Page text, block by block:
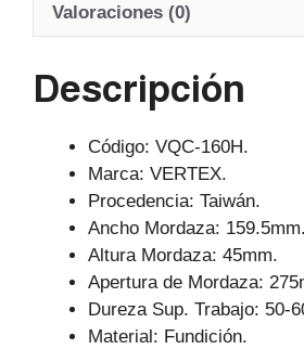
A
p
b
o
a
Valoraciones (0)
Descripción
Código: VQC-160H.
Marca: VERTEX.
Procedencia: Taiwán.
Ancho Mordaza: 159.5mm.
Altura Mordaza: 45mm.
Apertura de Mordaza:
Dureza Sup. Trabajo: 50-
Material: Fundición.